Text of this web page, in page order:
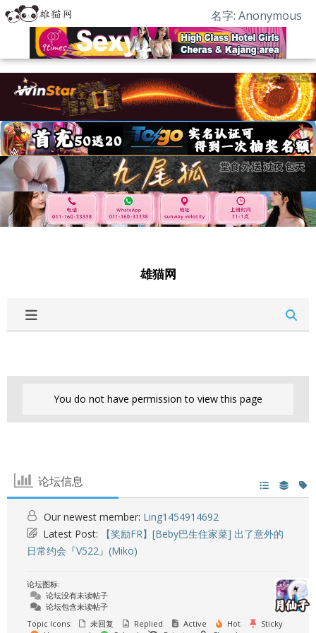
名字: Anonymous
雄猫网
You do not have permission to view this page
论坛信息
Our newest member: Ling1454914692
Latest Post:
【奖励FR】[Beby巴生住家菜] 出了意外的
日常约会『V522』(Miko)
论坛图标:
论坛没有未读帖子
论坛包含未读帖子
Topic Icons:
未回复 Replied Active Hot
Sticky